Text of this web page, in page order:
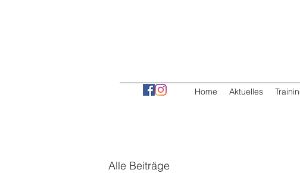
Home Aktuelles
Alle Beiträge